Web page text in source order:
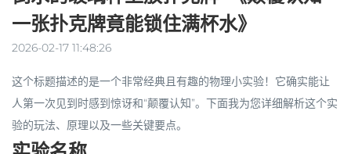
一张扑克牌竟能锁住满杯水》
2026-02-17 11:48:26
这个标题描述的是一个非常经典且有趣的物理小实验！它确实能让
人第一次见到时感到惊讶和“颠覆认知”。下面我为您详细解析这个实
验的玩法、原理以及一些关键要点。